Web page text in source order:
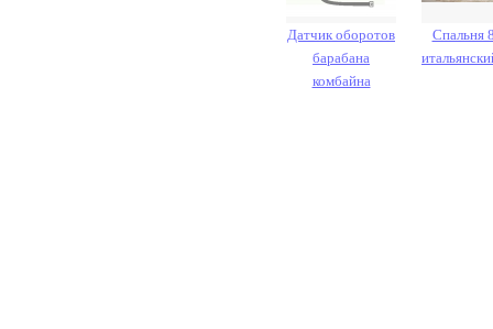
Датчик оборотов
барабана
комбайна
Спальня